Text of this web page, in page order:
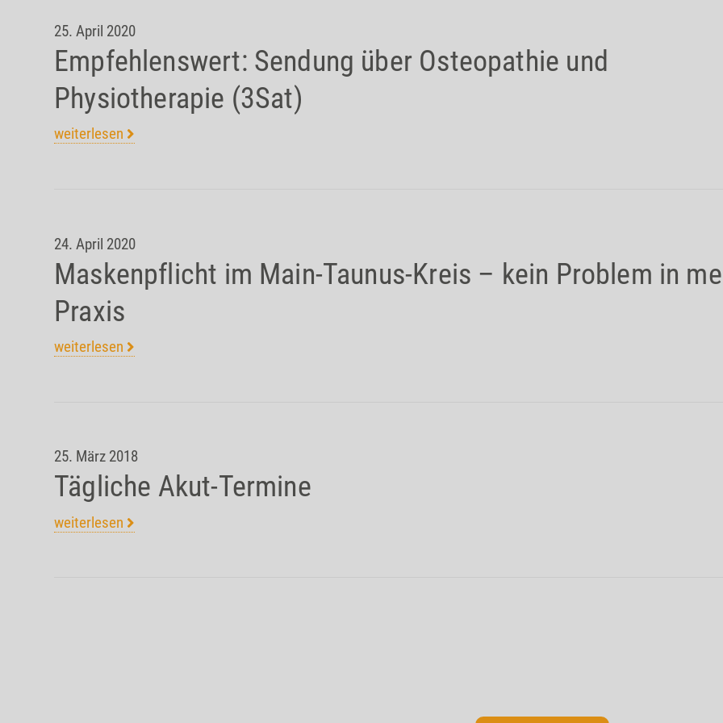
25. April 2020
Empfehlenswert: Sendung über Osteopathie und
Physiotherapie (3Sat)
weiterlesen
24. April 2020
Maskenpflicht im Main-Taunus-Kreis – kein Problem in
Praxis
weiterlesen
25. März 2018
Tägliche Akut-Termine
weiterlesen